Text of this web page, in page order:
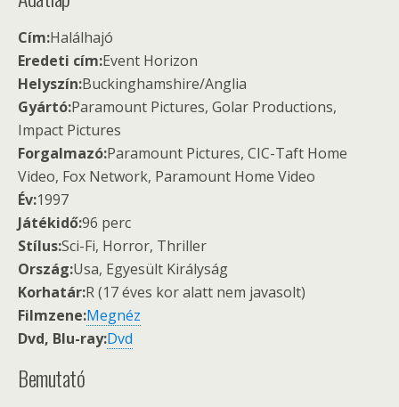
Cím:Halálhajó
Eredeti cím:Event Horizon
Helyszín:Buckinghamshire/Anglia
Gyártó:Paramount Pictures, Golar Productions,
Impact Pictures
Forgalmazó:Paramount Pictures, CIC-Taft Home
Video, Fox Network, Paramount Home Video
Év:1997
Játékidő:96 perc
Stílus:Sci-Fi, Horror, Thriller
Ország:Usa, Egyesült Királyság
Korhatár:R (17 éves kor alatt nem javasolt)
Filmzene:Megnéz
Dvd, Blu-ray:Dvd
Bemutató